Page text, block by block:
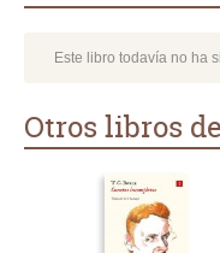
Este libro todavía no ha
Otros libros